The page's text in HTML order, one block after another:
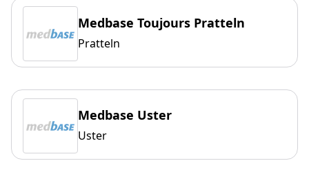
Medbase Toujours Pratteln
Pratteln
Medbase Uster
Uster